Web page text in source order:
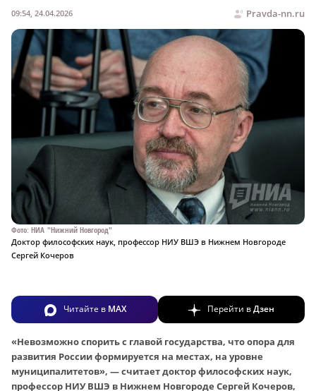
Pravda-nn.ru
09:54, 24.04.2026
Фото: НИА "Нижний Новгород"
Доктор философских наук, профессор НИУ ВШЭ в Нижнем Новгороде
Сергей Кочеров
Читайте в MAX Перейти вДзен
«Невозможно спорить с главой государства, что опора для
развития России формируется на местах, на уровне
муниципалитетов», — считает доктор философских наук,
профессор НИУ ВШЭ в Нижнем Новгороде Сергей Кочеров,